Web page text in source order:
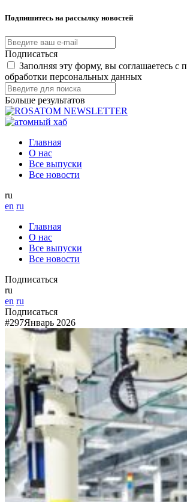
Подпишитесь на рассылку новостей
Подписаться
Заполняя эту форму, вы соглашаетесь с
обработки персональных данных
Больше результатов
Главная
О нас
Все выпуски
Все новости
ru
en ru
Главная
О нас
Все выпуски
Все новости
Подписаться
ru
en ru
Подписаться
#297Январь 2026